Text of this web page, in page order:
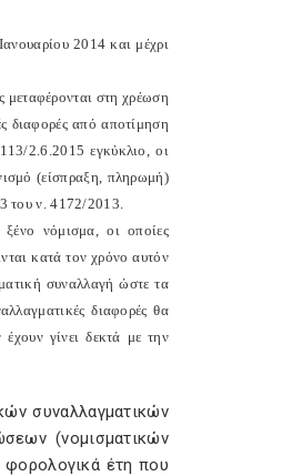
2014 και μέχρι
μεταφέρονται στη χρέωση
διαφορές από αποτίμηση
2.6.2015 εγκύκλιο, οι
(είσπραξη, πληρωμή)
του ν. 4172/2013.
νόμισμα, οι οποίες
κατά τον χρόνο αυτόν
συναλλαγή ώστε τα
διαφορές θα
γίνει δεκτά με την
συναλλαγματικών
(νομισματικών
φορολογικά έτη που